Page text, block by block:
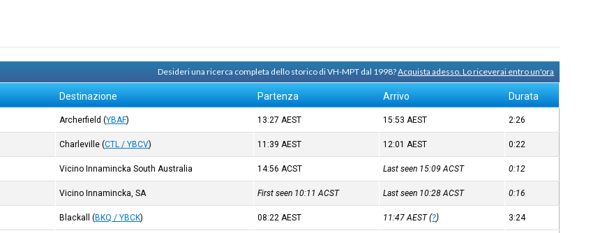
Desideri una ricerca completa dello storico di VH-MPT dal 1998?Acquista adesso. Lo riceverai entro un'ora
Destinazione Partenza Arrivo Durata
Archerfield (YBAF) 13:27AEST 15:53AEST 2:26
Charleville (CTL / YBCV) 11:39AEST 12:01AEST 0:22
Vicino Innamincka South Australia 14:56ACST Last seen 15:09ACST 0:12
Vicino Innamincka, SA First seen 10:11ACST Last seen 10:28ACST 0:16
Blackall (BKQ / YBCK) 08:22AEST 11:47AEST(?) 3:24